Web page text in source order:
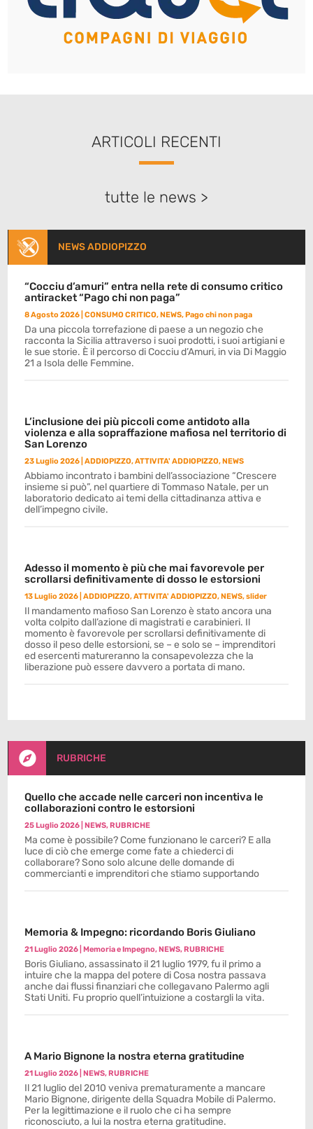
ARTICOLI RECENTI
tutte le news >
NEWS ADDIOPIZZO
“Cocciu d’amuri” entra nella rete di consumo critico
antiracket “Pago chi non paga”
8 Agosto 2026 |CONSUMO CRITICO, NEWS, Pago chi non paga
Da una piccola torrefazione di paese a un negozio che
racconta la Sicilia attraverso i suoi prodotti, i suoi artigiani e
le sue storie. È il percorso di Cocciu d’Amuri, in via Di Maggio
21 a Isola delle Femmine.
L’inclusione dei più piccoli come antidoto alla
violenza e alla sopraffazione mafiosa nel territorio di
San Lorenzo
23 Luglio 2026 |ADDIOPIZZO,ATTIVITA' ADDIOPIZZO, NEWS
Abbiamo incontrato i bambini dell’associazione “Crescere
insieme si può”, nel quartiere di Tommaso Natale, per un
laboratorio dedicato ai temi della cittadinanza attiva e
dell’impegno civile.
Adesso il momento è più che mai favorevole per
scrollarsi definitivamente di dosso le estorsioni
13 Luglio 2026 |ADDIOPIZZO,ATTIVITA' ADDIOPIZZO, NEWS,slider
Il mandamento mafioso San Lorenzo è stato ancora una
volta colpito dall’azione di magistrati e carabinieri. Il
momento è favorevole per scrollarsi definitivamente di
dosso il peso delle estorsioni, se – e solo se – imprenditori
ed esercenti matureranno la consapevolezza che la
liberazione può essere davvero a portata di mano.
 RUBRICHE
Quello che accade nelle carceri non incentiva le
collaborazioni contro le estorsioni
25 Luglio 2026 NEWS, RUBRICHE
Ma come è possibile? Come funzionano le carceri? E alla
luce di ciò che emerge come fate a chiederci di
collaborare? Sono solo alcune delle domande di
commercianti e imprenditori che stiamo supportando
Memoria & Impegno: ricordando Boris Giuliano
21 Luglio 2026 Memoria e Impegno, NEWS, RUBRICHE
Boris Giuliano, assassinato il 21 luglio 1979, fu il primo a
intuire che la mappa del potere di Cosa nostra passava
anche dai flussi finanziari che collegavano Palermo agli
Stati Uniti. Fu proprio quell’intuizione a costargli la vita.
A Mario Bignone la nostra eterna gratitudine
21 Luglio 2026 NEWS, RUBRICHE
Il 21 luglio del 2010 veniva prematuramente a mancare
Mario Bignone, dirigente della Squadra Mobile di Palermo.
Per la legittimazione e il ruolo che ci ha sempre
riconosciuto, a lui la nostra eterna gratitudine.